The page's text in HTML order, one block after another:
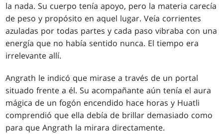
la nada. Su cuerpo tenía apoyo, pero la materia carecía
de peso y propósito en aquel lugar. Veía corrientes
azuladas por todas partes y cada paso vibraba con una
energía que no había sentido nunca. El tiempo era
irrelevante allí.
Angrath le indicó que mirase a través de un portal
situado frente a él. Su acompañante aún tenía el aura
mágica de un fogón encendido hace horas y Huatli
comprendió que ella debía de brillar demasiado como
para que Angrath la mirara directamente.